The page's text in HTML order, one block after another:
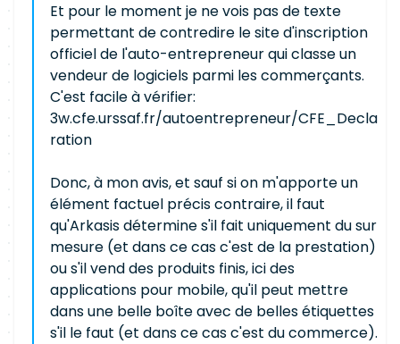
Et pour le moment je ne vois pas de texte
permettant de contredire le site d'inscription
officiel de l'auto-entrepreneur qui classe un
vendeur de logiciels parmi les commerçants.
C'est facile à vérifier:
3w.cfe.urssaf.fr/autoentrepreneur/CFE_Decla
ration
Donc, à mon avis, et sauf si on m'apporte un
élément factuel précis contraire, il faut
qu'Arkasis détermine s'il fait uniquement du sur
mesure (et dans ce cas c'est de la prestation)
ou s'il vend des produits finis, ici des
applications pour mobile, qu'il peut mettre
dans une belle boîte avec de belles étiquettes
s'il le faut (et dans ce cas c'est du commerce).